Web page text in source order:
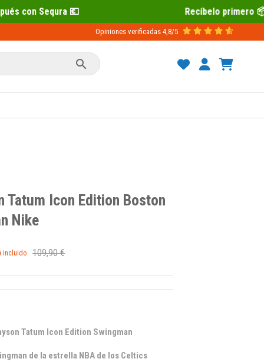
Recíbelo primero 📦 Paga después con
Opiniones verificadas 4,8/5

Tatum Icon Edition Boston
Nike
incluido 109,90 €
Tatum Icon Edition Swingman
de la estrella NBA de los Celtics